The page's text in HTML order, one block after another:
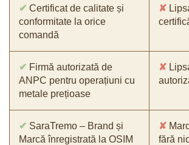
✔ Certificat de calitate și
conformitate la orice
comandă
✘
✔ Firmă autorizată de
ANPC pentru operațiuni cu
metale prețioase
✘
✔ SaraTremo – Brand și
Marcă înregistrată la OSIM
✘
fără